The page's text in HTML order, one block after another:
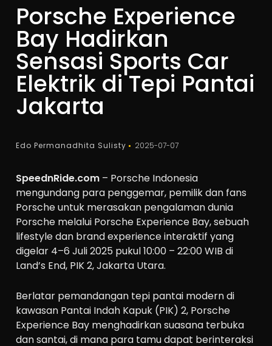
Porsche Experience
Bay Hadirkan
Sensasi Sports Car
Elektrik di Tepi Pantai
Jakarta
Edo Permanadhita Sulisty 2025-07-07
SpeednRide.com – Porsche Indonesia
mengundang para penggemar, pemilik dan fans
Porsche untuk merasakan pengalaman dunia
Porsche melalui Porsche Experience Bay, sebuah
lifestyle dan brand experience interaktif yang
digelar 4–6 Juli 2025 pukul 10:00 – 22:00 WIB di
Land’s End, PIK 2, Jakarta Utara.
Berlatar pemandangan tepi pantai modern di
kawasan Pantai Indah Kapuk (PIK) 2, Porsche
Experience Bay menghadirkan suasana terbuka
dan santai, di mana para tamu dapat berinteraksi